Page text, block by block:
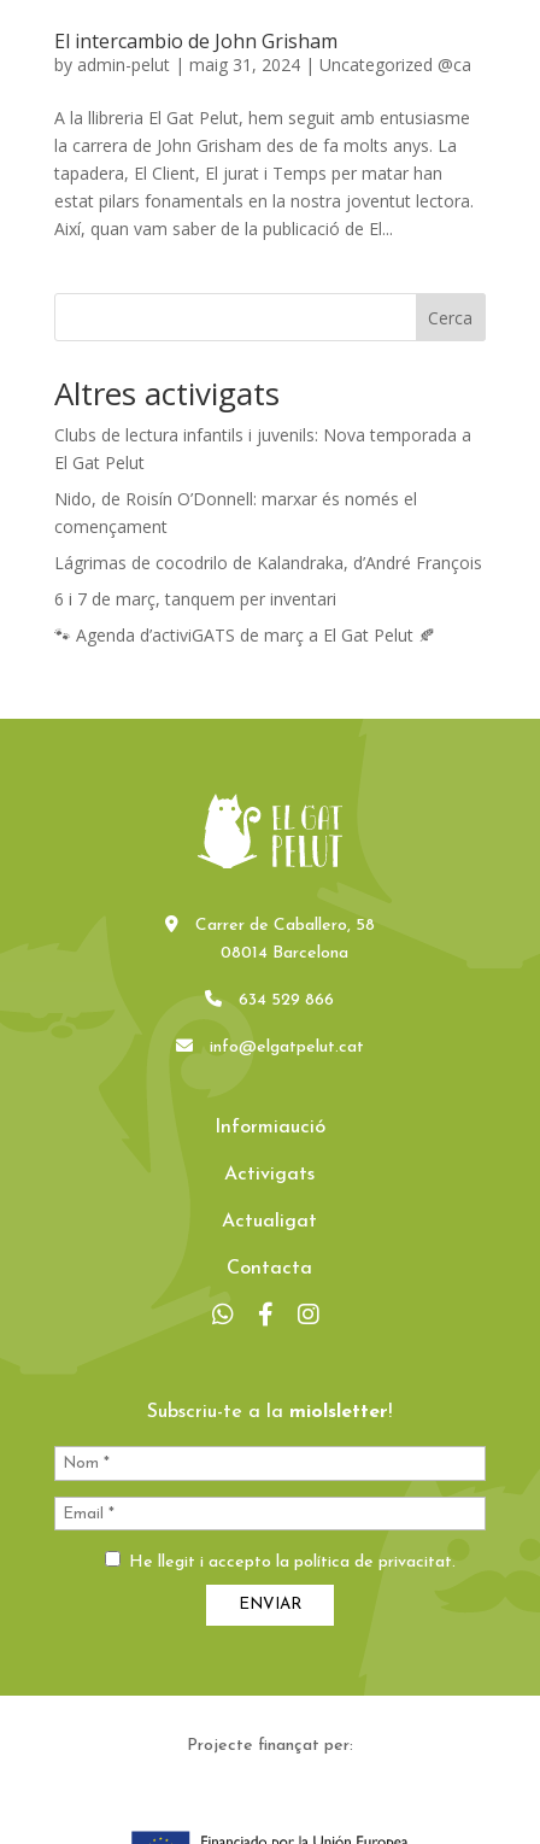
El intercambio de John Grisham
by admin-pelut| maig 31, 2024| Uncategorized @ca
A la llibreria El Gat Pelut, hem seguit amb entusiasme
la carrera de John Grisham des de fa molts anys. La
tapadera, El Client, El jurat i Temps per matar han
estat pilars fonamentals en la nostra joventut lectora.
Així, quan vam saber de la publicació de El...
Cerca
Altres activigats
Clubs de lectura infantils i juvenils: Nova temporada a
El Gat Pelut
Nido, de Roisín O’Donnell: marxar és només el
començament
Lágrimas de cocodrilo de Kalandraka, d’André François
6 i 7 de març, tanquem per inventari
🐾 Agenda d’activiGATS de març a El Gat Pelut 🍂
Carrer de Caballero, 58
08014 Barcelona
634 529 866
info@elgatpelut.cat
Informiaució
Activigats
Actualigat
Contacta
Subscriu-te a la miolsletter!
He llegit i accepto lapolítica de privacitat.
Projecte finançat per: